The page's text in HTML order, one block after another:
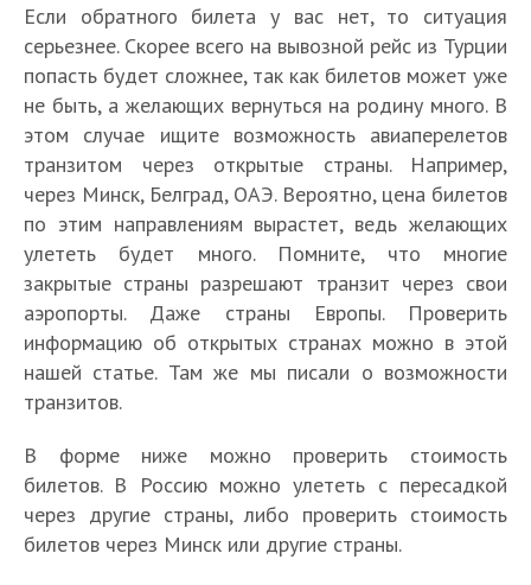
Если обратного билета у вас нет, то ситуация
серьезнее. Скорее всего на вывозной рейс из Турции
попасть будет сложнее, так как билетов может уже
не быть, а желающих вернуться на родину много. В
этом случае ищите возможность авиаперелетов
транзитом через открытые страны. Например,
через Минск, Белград, ОАЭ. Вероятно, цена билетов
по этим направлениям вырастет, ведь желающих
улететь будет много. Помните, что многие
закрытые страны разрешают транзит через свои
аэропорты. Даже страны Европы. Проверить
информацию об открытых странах можно в этой
нашей статье. Там же мы писали о возможности
транзитов.
В форме ниже можно проверить стоимость
билетов. В Россию можно улететь с пересадкой
через другие страны, либо проверить стоимость
билетов через Минск или другие страны.